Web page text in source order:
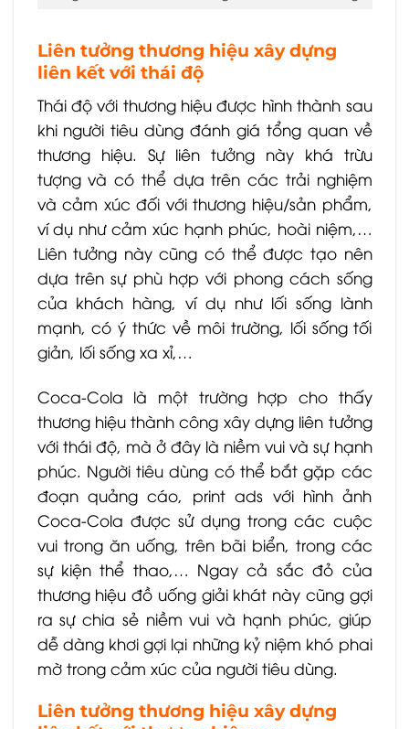
Liên tưởng thương hiệu xây dựng
liên kết với thái độ
Thái độ với thương hiệu được hình thành sau
khi người tiêu dùng đánh giá tổng quan về
thương hiệu. Sự liên tưởng này khá trừu
tượng và có thể dựa trên các trải nghiệm
và cảm xúc đối với thương hiệu/sản phẩm,
ví dụ như cảm xúc hạnh phúc, hoài niệm,…
Liên tưởng này cũng có thể được tạo nên
dựa trên sự phù hợp với phong cách sống
của khách hàng, ví dụ như lối sống lành
mạnh, có ý thức về môi trường, lối sống tối
giản, lối sống xa xỉ,…
Coca-Cola là một trường hợp cho thấy
thương hiệu thành công xây dựng liên tưởng
với thái độ, mà ở đây là niềm vui và sự hạnh
phúc. Người tiêu dùng có thể bắt gặp các
đoạn quảng cáo, print ads với hình ảnh
Coca-Cola được sử dụng trong các cuộc
vui trong ăn uống, trên bãi biển, trong các
sự kiện thể thao,… Ngay cả sắc đỏ của
thương hiệu đồ uống giải khát này cũng gợi
ra sự chia sẻ niềm vui và hạnh phúc, giúp
dễ dàng khơi gợi lại những kỷ niệm khó phai
mờ trong cảm xúc của người tiêu dùng.
Liên tưởng thương hiệu xây dựng